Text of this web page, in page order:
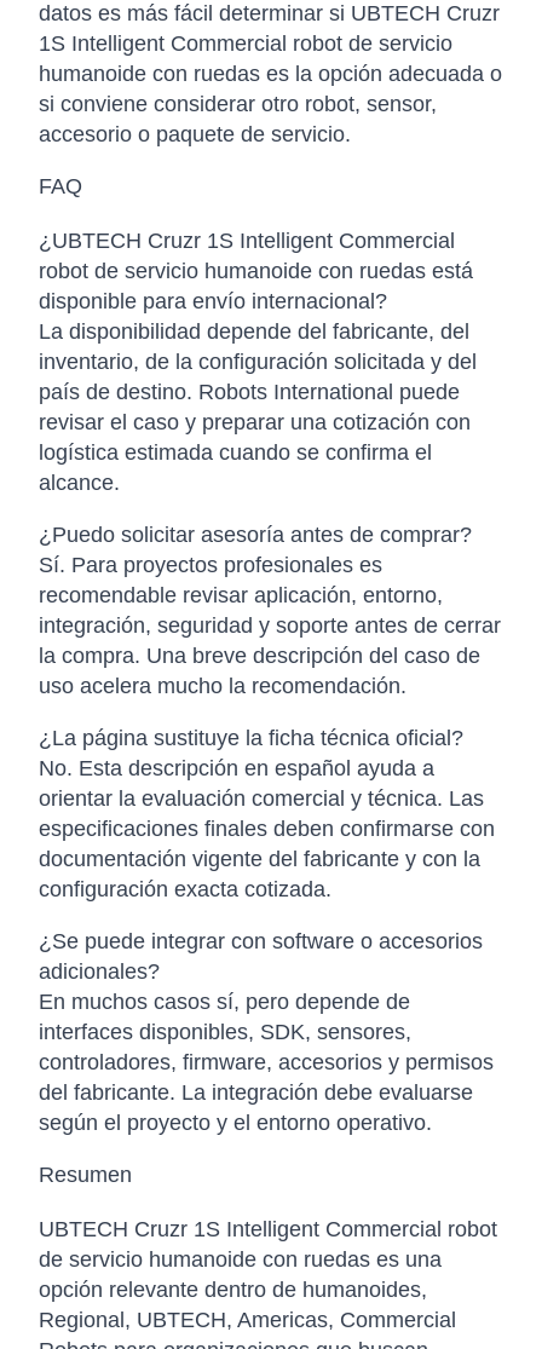
datos es más fácil determinar si UBTECH Cruzr
1S Intelligent Commercial robot de servicio
humanoide con ruedas es la opción adecuada o
si conviene considerar otro robot, sensor,
accesorio o paquete de servicio.
FAQ
¿UBTECH Cruzr 1S Intelligent Commercial
robot de servicio humanoide con ruedas está
disponible para envío internacional?
La disponibilidad depende del fabricante, del
inventario, de la configuración solicitada y del
país de destino. Robots International puede
revisar el caso y preparar una cotización con
logística estimada cuando se confirma el
alcance.
¿Puedo solicitar asesoría antes de comprar?
Sí. Para proyectos profesionales es
recomendable revisar aplicación, entorno,
integración, seguridad y soporte antes de cerrar
la compra. Una breve descripción del caso de
uso acelera mucho la recomendación.
¿La página sustituye la ficha técnica oficial?
No. Esta descripción en español ayuda a
orientar la evaluación comercial y técnica. Las
especificaciones finales deben confirmarse con
documentación vigente del fabricante y con la
configuración exacta cotizada.
¿Se puede integrar con software o accesorios
adicionales?
En muchos casos sí, pero depende de
interfaces disponibles, SDK, sensores,
controladores, firmware, accesorios y permisos
del fabricante. La integración debe evaluarse
según el proyecto y el entorno operativo.
Resumen
UBTECH Cruzr 1S Intelligent Commercial robot
de servicio humanoide con ruedas es una
opción relevante dentro de humanoides,
Regional, UBTECH, Americas, Commercial